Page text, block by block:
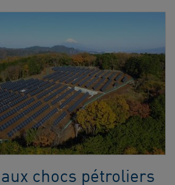
chocs pétroliers